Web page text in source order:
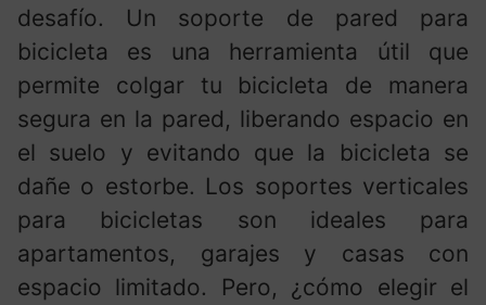
desafío. Un soporte de pared para
bicicleta es una herramienta útil que
permite colgar tu bicicleta de manera
segura en la pared, liberando espacio en
el suelo y evitando que la bicicleta se
dañe o estorbe. Los soportes verticales
para bicicletas son ideales para
apartamentos, garajes y casas con
espacio limitado. Pero, ¿cómo elegir el